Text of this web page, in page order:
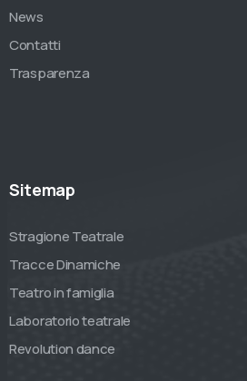
News
Contatti
Trasparenza
Sitemap
Stragione Teatrale
Tracce Dinamiche
Teatro in famiglia
Laboratorio teatrale
Revolution dance